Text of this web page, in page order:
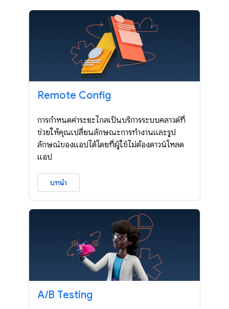
Remote Config
การกำหนดค่าระยะไกลเป็นบริการระบบคลาวด์ที่
ช่วยให้คุณเปลี่ยนลักษณะการทำงานและรูป
ลักษณ์ของแอปได้โดยที่ผู้ใช้ไม่ต้องดาวน์โหลด
แอป
บทนำ
A/B Testing